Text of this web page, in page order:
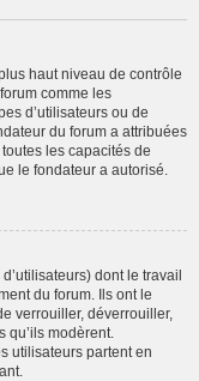
haut niveau de contrôle
comme les
d’utilisateurs ou de
du forum a attribuées
les capacités de
le fondateur a autorisé.
dont le travail
du forum. Ils ont le
verrouiller, déverrouiller,
modèrent.
utilisateurs partent en